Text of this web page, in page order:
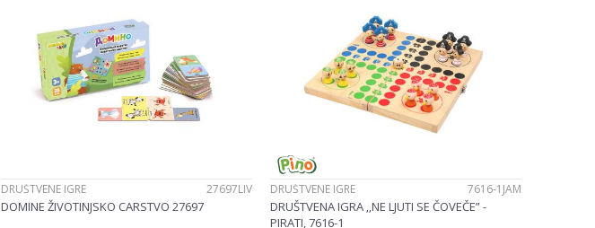
DRUŠTVENE IGRE 27697LIV
DOMINE ŽIVOTINJSKO CARSTVO 27697
DRUŠTVENE IGRE 7616-1JAM
DRUŠTVENA IGRA ‚‚NE LJUTI SE ČOVEČE” -
PIRATI, 7616-1